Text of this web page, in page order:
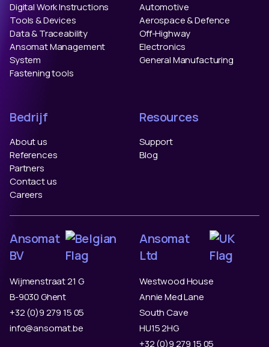
Digital Work Instructions
Tools & Devices
Data & Traceability
Ansomat Management
System
Fastening tools
Automotive
Aerospace & Defence
Off-Highway
Electronics
General Manufacturing
Bedrijf
About us
References
Partners
Contact us
Careers
Resources
Support
Blog
Ansomat
BV
Wijmenstraat 21 G
B-9030 Ghent
+32 (0)9 279 15 05
info@ansomat.be
Ansomat
Ltd
Westwood House
Annie Med Lane
South Cave
HU15 2HG
+32 (0)9 279 15 05